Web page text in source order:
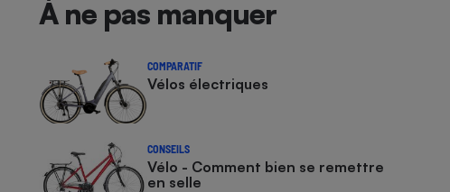
À ne pas manquer
COMPARATIF
Vélos électriques
CONSEILS
Vélo - Comment bien se remettre
en selle